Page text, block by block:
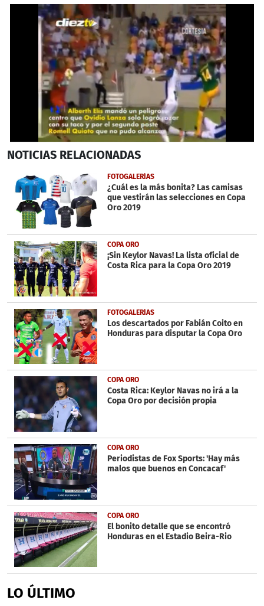
seconds
minute,
24
seconds
NOTICIAS RELACIONADAS
FOTOGALERÍAS
¿Cuál es la más bonita? Las camisas
que vestirán las selecciones en Copa
Oro 2019
COPA ORO
¡Sin Keylor Navas! La lista oficial de
Costa Rica para la Copa Oro 2019
FOTOGALERÍAS
Los descartados por Fabián Coito en
Honduras para disputar la Copa Oro
COPA ORO
Costa Rica: Keylor Navas no irá a la
Copa Oro por decisión propia
COPA ORO
Periodistas de Fox Sports: 'Hay más
malos que buenos en Concacaf'
COPA ORO
El bonito detalle que se encontró
Honduras en el Estadio Beira-Rio
LO ÚLTIMO